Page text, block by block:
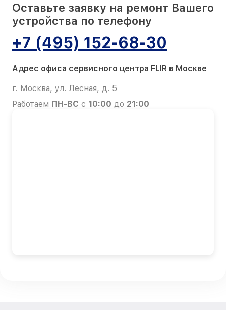
Оставьте заявку на ремонт Вашего
устройства по телефону
+7 (495) 152-68-30
Адрес офиса сервисного центра FLIR в Москве
г. Москва, ул. Лесная, д. 5
Работаем ПН-ВС с 10:00 до 21:00